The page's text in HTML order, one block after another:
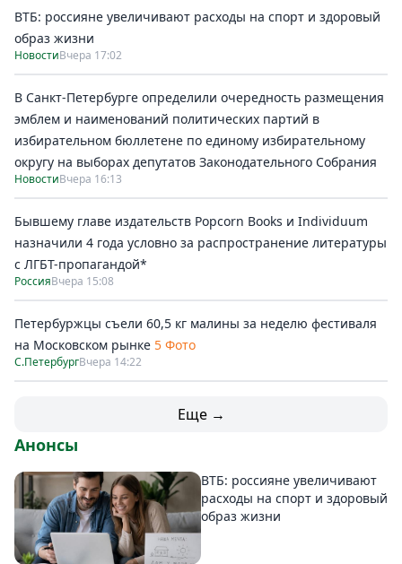
ВТБ: россияне увеличивают расходы на спорт и здоровый
образ жизни
НовостиВчера 17:02
В Санкт-Петербурге определили очередность размещения
эмблем и наименований политических партий в
избирательном бюллетене по единому избирательному
округу на выборах депутатов Законодательного Собрания
НовостиВчера 16:13
Бывшему главе издательств Popcorn Books и Individuum
назначили 4 года условно за распространение литературы
с ЛГБТ-пропагандой*
РоссияВчера 15:08
Петербуржцы съели 60,5 кг малины за неделю фестиваля
на Московском рынке 5 Фото
С.ПетербургВчера 14:22
Еще →
Анонсы
ВТБ: россияне увеличивают
расходы на спорт и здоровый
образ жизни